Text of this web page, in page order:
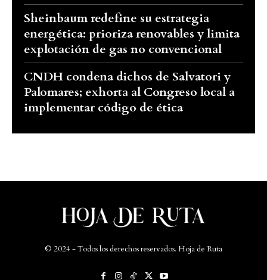
Sheinbaum redefine su estrategia
energética: prioriza renovables y limita
explotación de gas no convencional
CNDH condena dichos de Salvatori y
Palomares; exhorta al Congreso local a
implementar código de ética
© 2024 - Todos los derechos reservados. Hoja de Ruta